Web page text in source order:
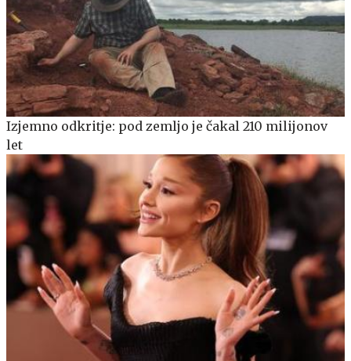
Izjemno odkritje: pod zemljo je čakal 210 milijonov
let